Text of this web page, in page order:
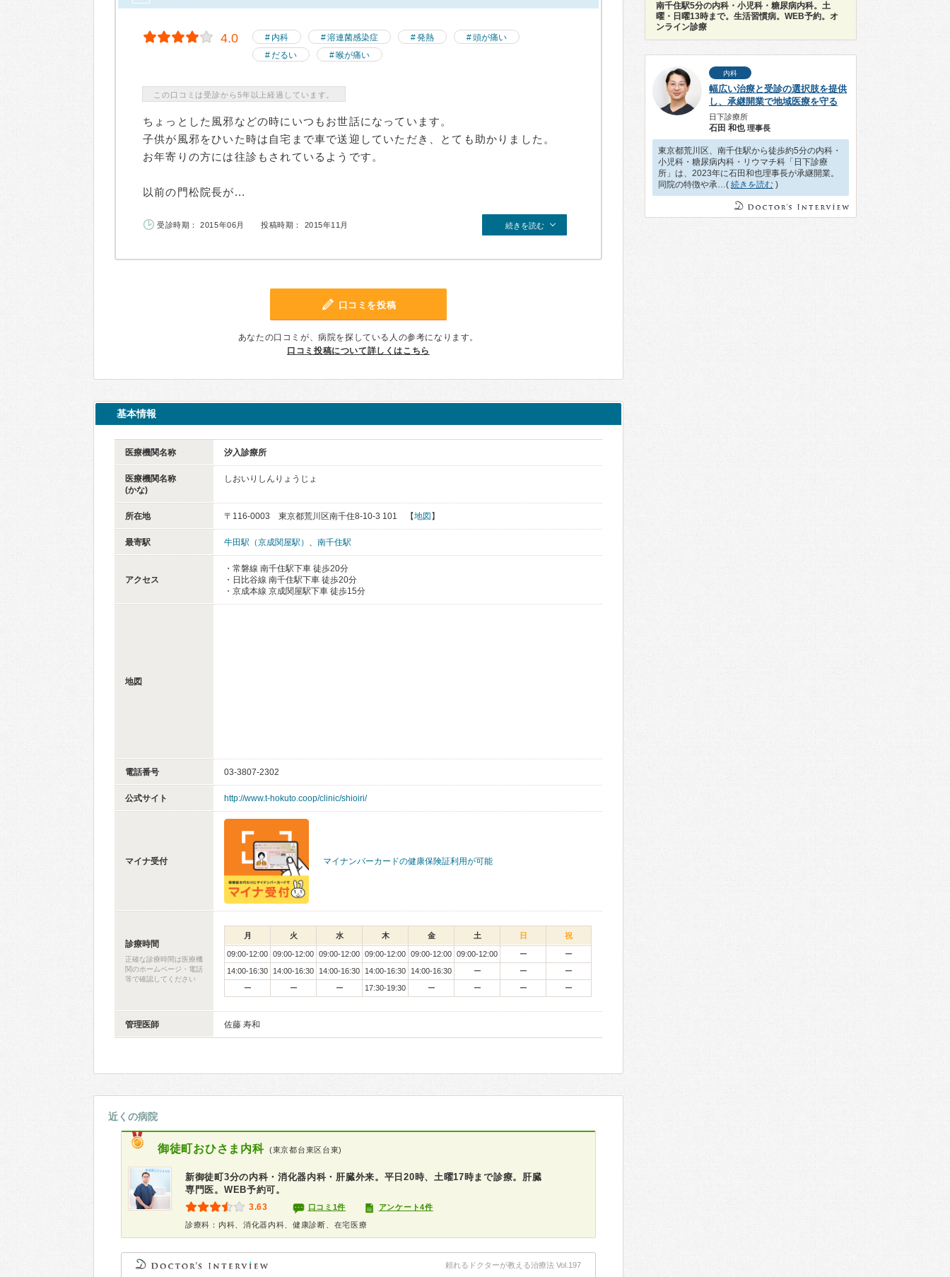
4.0 内科 溶連菌感染症 発熱
頭が痛い
だるい
喉が痛い
この口コミは受診から5年以上経過しています。
ちょっとした風邪などの時にいつもお世話になっています。
子供が風邪をひいた時は自宅まで車で送迎していただき、とても助かりました。
お年寄りの方には往診もされているようです。
以前の門松院長が...
受診時期： 2015年06月 投稿時期： 2015年11月 続きを読む
口コミを投稿
あなたの口コミが、病院を探している人の参考になります。
口コミ投稿について詳しくはこちら
基本情報
医療機関名称 汐入診療所
医療機関名称
(かな)
しおいりしんりょうじょ
所在地 〒116-0003 東京都荒川区南千住8-10-3 101 【地図 】
最寄駅 牛田駅（京成関屋駅） 、 南千住駅
アクセス
・常磐線 南千住駅下車 徒歩20分
・日比谷線 南千住駅下車 徒歩20分
・京成本線 京成関屋駅下車 徒歩15分
地図
電話番号 03-3807-2302
公式サイト http://www.t-hokuto.coop/clinic/shioiri/
マイナ受付 マイナンバーカードの健康保険証利用が可能
診療時間
正確な診療時間は医療機
関のホームページ・電話
等で確認してください
月 火 水 木 金 土 日 祝
09:00-12:00 09:00-12:00 09:00-12:00 09:00-12:00 09:00-12:00 09:00-12:00 ー
ー
14:00-16:30
14:00-16:30 14:00-16:30 14:00-16:30 14:00-16:30 ー ー
ー
ー
ー ー 17:30-19:30 ー ー ー ー
管理医師 佐藤 寿和
近くの病院
御徒町おひさま内科 (東京都台東区台東)
新御徒町3分の内科・消化器内科・肝臓外来。平日20時、土曜17時まで診療。肝臓
専門医。WEB予約可。
3.63 口コミ1件 アンケート4件
診療科：内科、消化器内科、健康診断、在宅医療
頼れるドクターが教える治療法 Vol.197
南千住駅5分の内科・小児科・糖尿病内科。土
曜・日曜13時まで。生活習慣病。WEB予約。オ
ンライン診療
内科
幅広い治療と受診の選択肢を提供
し、承継開業で地域医療を守る
日下診療所
石田 和也 理事長
東京都荒川区、南千住駅から徒歩約5分の内科・
小児科・糖尿病内科・リウマチ科「日下診療
所」は、2023年に石田和也理事長が承継開業。
同院の特徴や承…( 続きを読む )